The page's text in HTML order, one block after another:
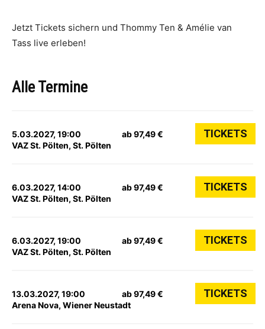
Jetzt Tickets sichern und Thommy Ten & Amélie van
Tass live erleben!
Alle Termine
5.03.2027, 19:00
VAZ St. Pölten, St. Pölten
ab 97,49 € TICKETS
6.03.2027, 14:00
VAZ St. Pölten, St. Pölten
ab 97,49 € TICKETS
6.03.2027, 19:00
VAZ St. Pölten, St. Pölten
ab 97,49 € TICKETS
13.03.2027, 19:00
Arena Nova, Wiener Neustadt
ab 97,49 € TICKETS